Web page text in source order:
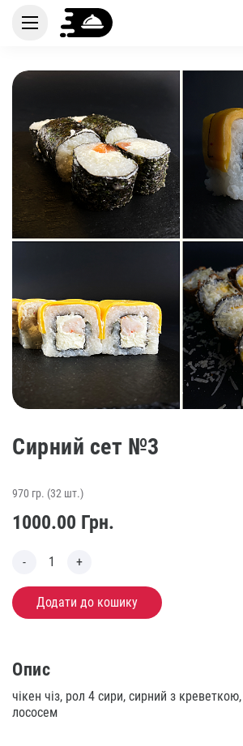
Сирний сет №3
970 гр. (32 шт.)
1000.00 Грн.
Додати до кошику
Опис
чікен чіз, рол 4 сири, сирний з
лососем